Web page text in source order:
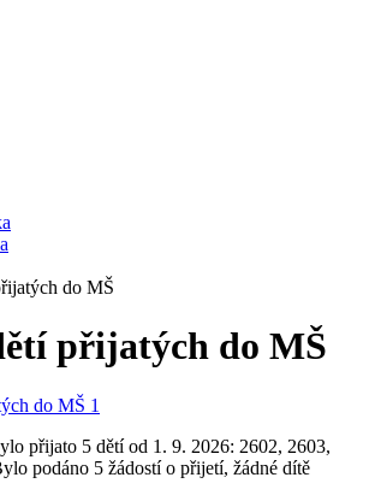
do MŠ
přijatých do MŠ
přijato 5 dětí od 1. 9. 2026: 2602, 2603,
podáno 5 žádostí o přijetí, žádné dítě